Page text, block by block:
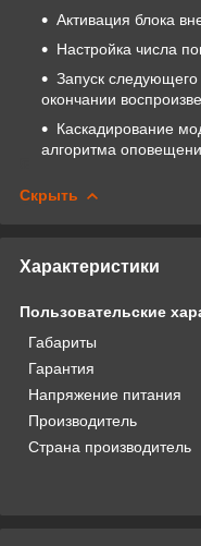
Активация блока
Настройка числа
Запуск
окончании
Каскадирование
алгоритма
Скрыть
Характеристики
Пользовательские
Габариты
Гарантия
Напряжение питания
Производитель
Страна производитель